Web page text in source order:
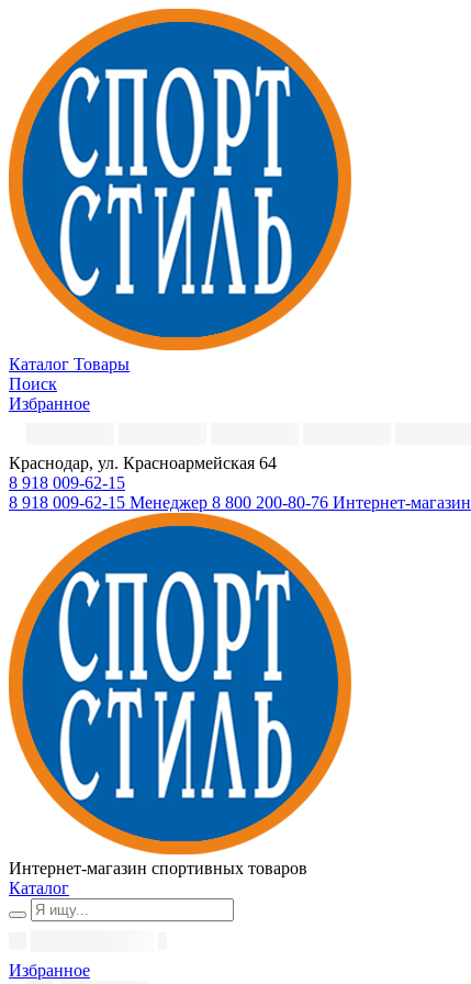
Каталог Товары
Поиск
Избранное
Краснодар, ул. Красноармейская 64
8 918 009-62-15
8 918 009-62-15 Менеджер 8 800 200-80-76 Интернет-магазин
Интернет-магазин спортивных товаров
Каталог
Избранное